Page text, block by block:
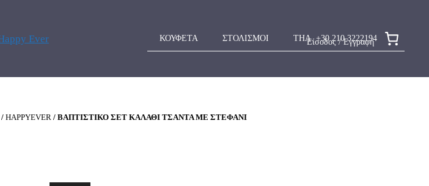
Είσοδος / Εγγραφή
ΚΟΥΦΕΤΑ ΣΤΟΛΙΣΜΟΙ ΤΗΛ. +30 210 3222194
/ HAPPYEVER / ΒΑΠΤΙΣΤΙΚΌ ΣΕΤ ΚΑΛΆΘΙ ΤΣΆΝΤΑ ΜΕ ΣΤΕΦΆΝΙ